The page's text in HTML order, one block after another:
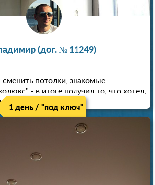
(дог. № 11249)
сменить потолки, знакомые
- в итоге получил то, что хотел,
1 день / "под ключ"